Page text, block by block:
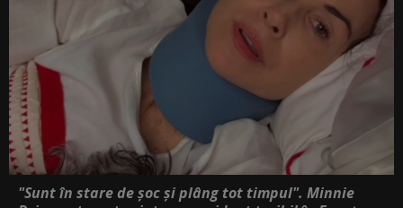
"Sunt în stare de șoc și plâng tot timpul". Minnie